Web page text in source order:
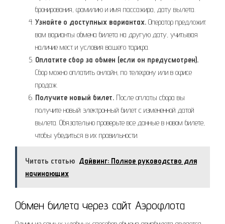
бронирования, фамилию и имя пассажира, дату вылета.
Узнайте о доступных вариантах. Оператор предложит
вам варианты обмена билета на другую дату, учитывая
наличие мест и условия вашего тарифа.
Оплатите сбор за обмен (если он предусмотрен).
Сбор можно оплатить онлайн, по телефону или в офисе
продаж.
Получите новый билет. После оплаты сбора вы
получите новый электронный билет с измененной датой
вылета. Обязательно проверьте все данные в новом билете,
чтобы убедиться в их правильности.
Читать статью Дайвинг: Полное руководство для
начинающих
Обмен билета через сайт Аэрофлота